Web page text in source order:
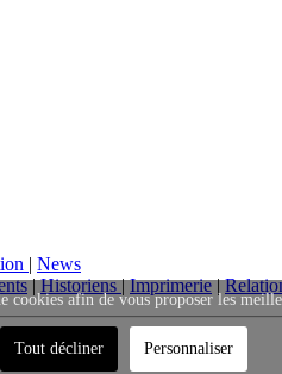
| News
|Historiens|Imprimerie|
afin de vous proposer les
Tout décliner Personnaliser